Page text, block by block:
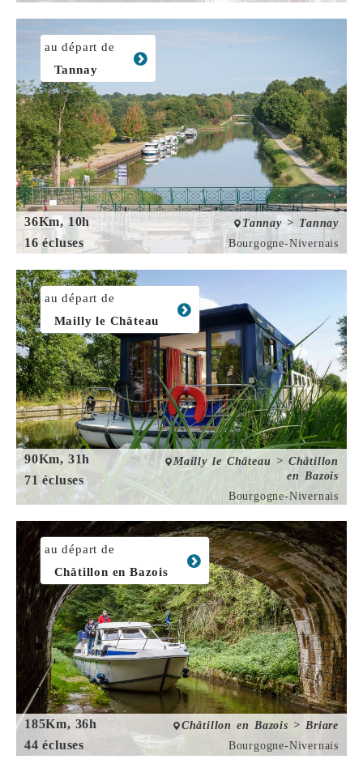
36Km, 10h
16 écluses
Tannay > Tannay
Bourgogne-Nivernais
au départ de
Tannay
90Km, 31h
71 écluses
Mailly le Château > Châtillon
en Bazois
Bourgogne-Nivernais
au départ de
Mailly le Château
185Km, 36h
44 écluses
Châtillon en Bazois > Briare
Bourgogne-Nivernais
au départ de
Châtillon en Bazois